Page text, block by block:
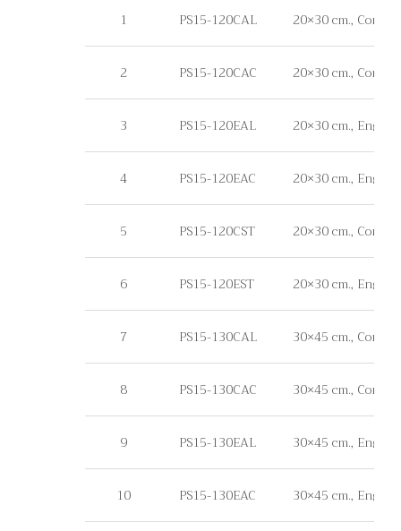
1 PS15-120CAL 20×30 cm.,
2 PS15-120CAC 20×30 cm.,
3 PS15-120EAL 20×30 cm.,
4 PS15-120EAC 20×30 cm.,
5 PS15-120CST 20×30 cm.,
6 PS15-120EST 20×30 cm.,
7 PS15-130CAL 30×45 cm.,
8 PS15-130CAC 30×45 cm.,
9 PS15-130EAL 30×45 cm.,
10 PS15-130EAC 30×45 cm.,